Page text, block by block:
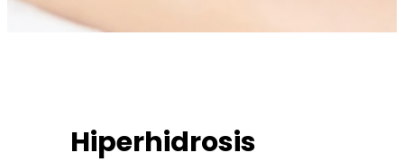
Hiperhidrosis